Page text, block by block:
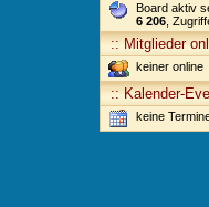
Board aktiv
6 206 ,
:: Mitglieder
keiner online
:: Kalender-
keine